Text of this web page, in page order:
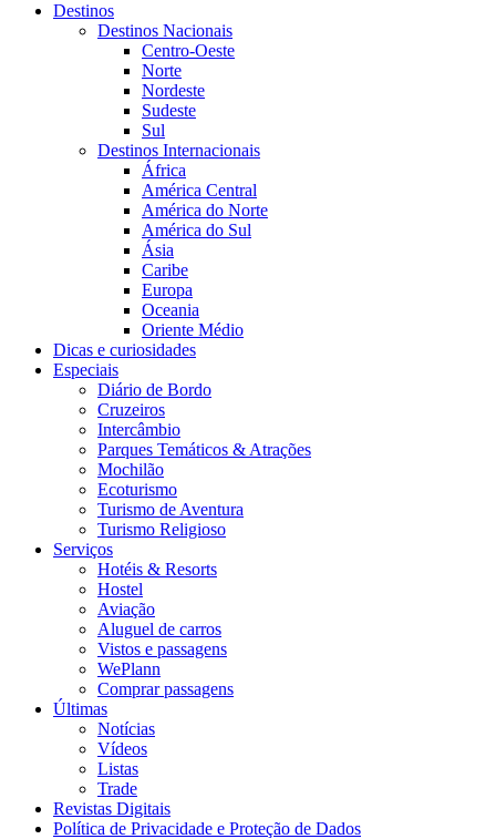
Destinos
Destinos Nacionais
Centro-Oeste
Norte
Nordeste
Sudeste
Sul
Destinos Internacionais
África
América Central
América do Norte
América do Sul
Ásia
Caribe
Europa
Oceania
Oriente Médio
Dicas e curiosidades
Especiais
Diário de Bordo
Cruzeiros
Intercâmbio
Parques Temáticos & Atrações
Mochilão
Ecoturismo
Turismo de Aventura
Turismo Religioso
Serviços
Hotéis & Resorts
Hostel
Aviação
Aluguel de carros
Vistos e passagens
WePlann
Comprar passagens
Últimas
Notícias
Vídeos
Listas
Trade
Revistas Digitais
Política de Privacidade e Proteção de Dados